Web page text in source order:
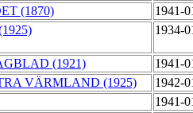
(1870)
1941-
1934-
(1921)
1941-
VÄRMLAND (1925)
1942-
1941-